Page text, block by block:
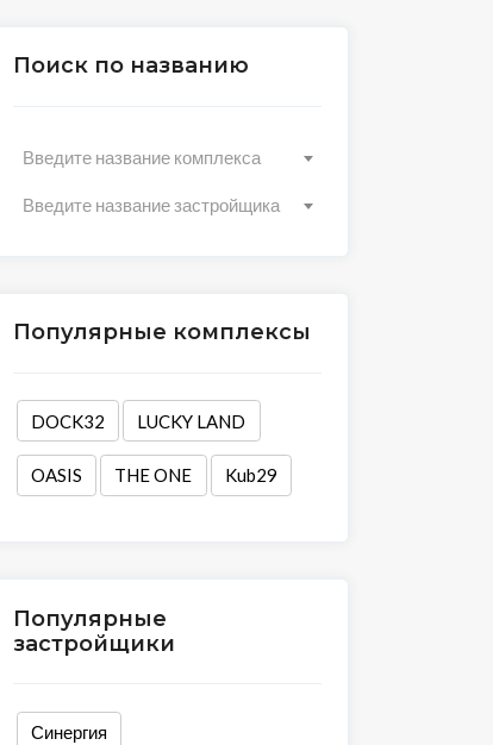
Поиск по названию
Введите название комплекса
Введите название застройщика
Популярные комплексы
DOCK32 LUCKY LAND
OASIS THE ONE Kub29
Популярные
застройщики
Синергия